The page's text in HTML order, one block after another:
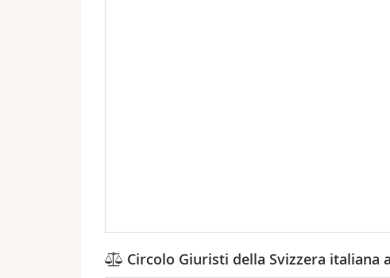
Circolo Giuristi della Svizzera italiana